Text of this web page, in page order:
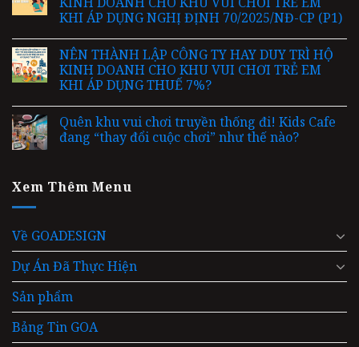
KHI ÁP DỤNG NGHỊ ĐỊNH 70/2025/NĐ-CP (P1)
NÊN THÀNH LẬP CÔNG TY HAY DUY TRÌ HỘ
KINH DOANH CHO KHU VUI CHƠI TRẺ EM
KHI ÁP DỤNG THUẾ 7%?
Quên khu vui chơi truyền thống đi! Kids Cafe
đang “thay đổi cuộc chơi” như thế nào?
Xem Thêm Menu
Về GOADESIGN
Dự Án Đã Thực Hiện
Sản phẩm
Bảng Tin GOA